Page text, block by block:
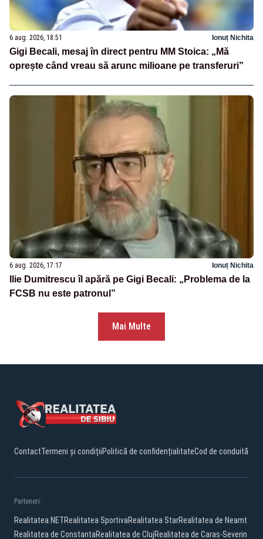
6 aug. 2026, 18:51 Ionuț Nichita
Gigi Becali, mesaj în direct pentru MM Stoica: „Mă
oprește când vreau să arunc milioane pe transferuri”
6 aug. 2026, 17:17 Ionuț Nichita
Ilie Dumitrescu îl apără pe Gigi Becali: „Problema de la
FCSB nu este patronul”
Mai Multe
ContactTermeni și condițiiPolitică de confidențialitateCod de conduită
Parteneri:
Realitatea.NETRealitatea SportivaRealitatea StarRealitatea de Neamt
Realitatea de ConstantaRealitatea de ClujRealitatea de Caras-Severin